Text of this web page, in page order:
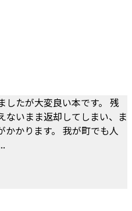
したが大変良い本です。 残
ないまま返却してしまい、ま
かかります。 我が町でも人